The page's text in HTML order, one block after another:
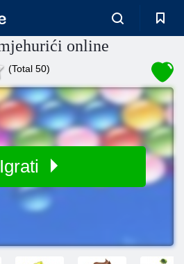
online
(Total 50)
Igrati